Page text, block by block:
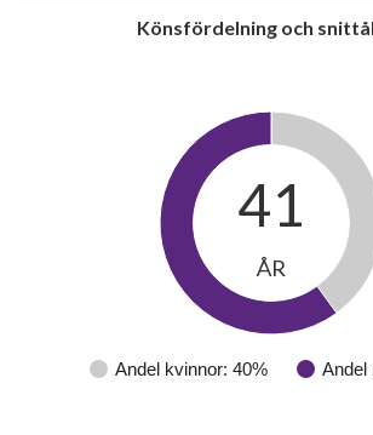
Könsfördelning och
Andel kvinnor: 40% Andel
41
ÅR